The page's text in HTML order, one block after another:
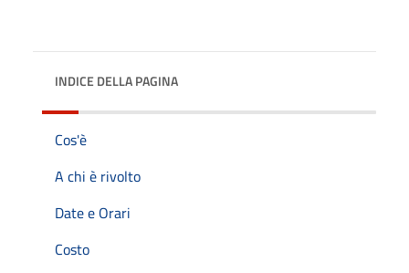
INDICE DELLA PAGINA
Cos'è
A chi è rivolto
Date e Orari
Costo